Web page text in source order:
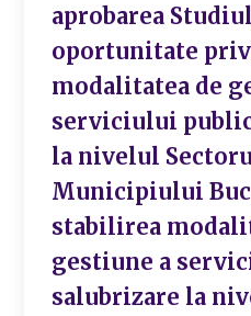
aprobarea
oportunitate
modalitatea de
serviciului
la nivelul
Municipiului
stabilirea
gestiune a
salubrizare la